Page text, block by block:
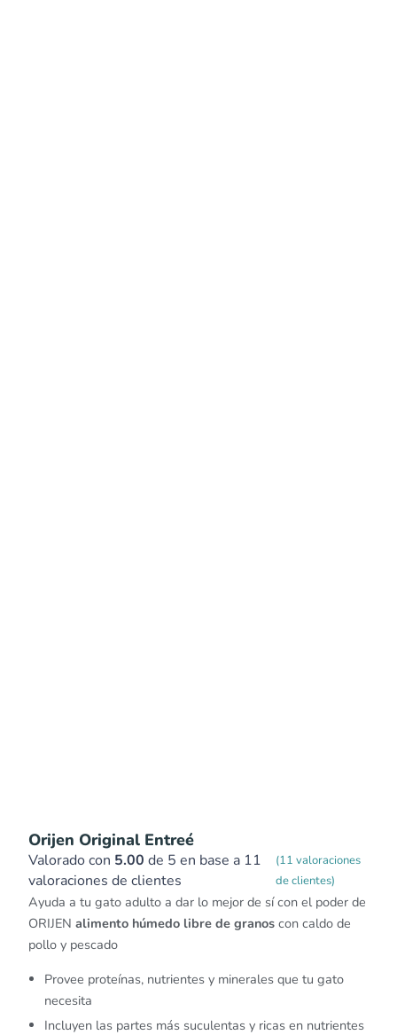
Orijen Original Entreé
Valorado con 5.00 de 5 en base a 11
valoraciones de clientes
(11 valoraciones
de clientes)
Ayuda a tu gato adulto a dar lo mejor de sí con el poder de
ORIJEN alimento húmedo libre de granos con caldo de
pollo y pescado
Provee proteínas, nutrientes y minerales que tu gato
necesita
Incluyen las partes más suculentas y ricas en nutrientes